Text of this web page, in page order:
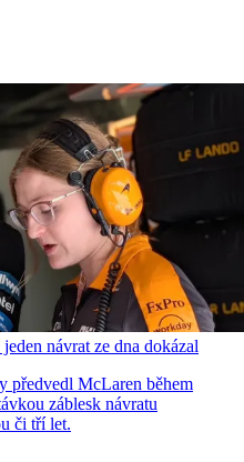
návrat ze dna dokázal
předvedl McLaren během
záblesk návratu
či tří let.